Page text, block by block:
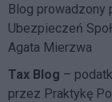
Blog prowadzony
Ubezpieczeń
Agata Mierzwa
Tax Blog –
przez Praktykę